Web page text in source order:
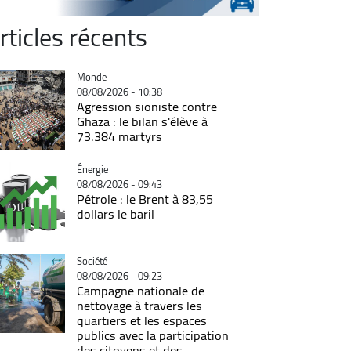
récents
Catégorie
Monde
08/08/2026 - 10:38
Agression sioniste contre
Ghaza : le bilan s'élève à
73.384 martyrs
Catégorie
Énergie
08/08/2026 - 09:43
Pétrole : le Brent à 83,55
dollars le baril
Catégorie
Société
08/08/2026 - 09:23
Campagne nationale de
nettoyage à travers les
quartiers et les espaces
publics avec la participation